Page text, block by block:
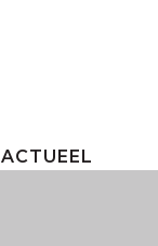
ACTUEEL